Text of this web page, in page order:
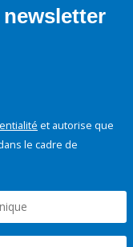
et autorise que
le cadre de